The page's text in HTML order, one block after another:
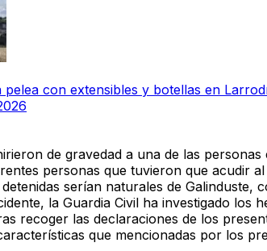
pelea con extensibles y botellas en
de gravedad a una de las
personas que tuvieron que acudir
serían naturales de
la Guardia Civil ha investigado
recoger las declaraciones de los
que mencionadas por los